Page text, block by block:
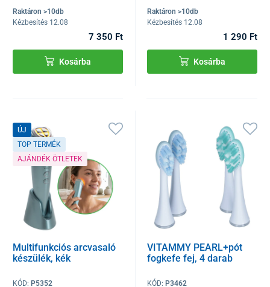
Raktáron >10db
Kézbesítés 12.08
7 350 Ft
Kosárba
Raktáron >10db
Kézbesítés 12.08
1 290 Ft
Kosárba
ÚJ
TOP TERMÉK
AJÁNDÉK ÖTLETEK
Multifunkciós arcvasaló
készülék, kék
KÓD: P5352
VITAMMY PEARL+pót
fogkefe fej, 4 darab
KÓD: P3462